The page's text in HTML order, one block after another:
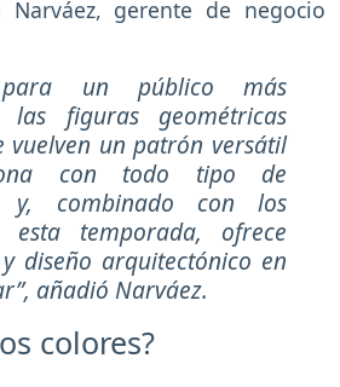
gerente de negocio
para un público más
las figuras geométricas
vuelven un patrón versátil
con todo tipo de
y, combinado con los
esta temporada, ofrece
diseño arquitectónico en
añadió Narváez.
colores?